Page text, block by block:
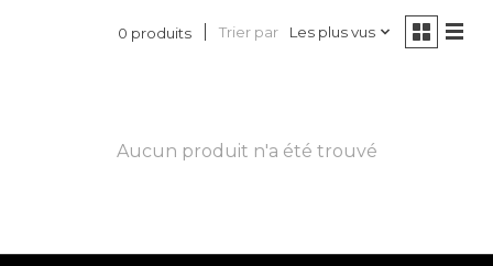
0 produits Trier par Les plus vus
Aucun produit n'a été trouvé